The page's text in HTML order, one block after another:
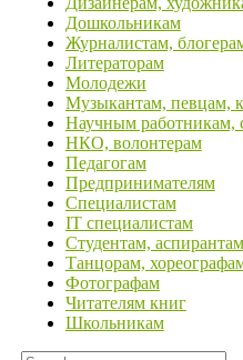
Дошкольникам
Журналистам,
Литераторам
Молодежи
Музыкантам, певцам,
Научным работникам,
НКО, волонтерам
Педагогам
Предпринимателям
Специалистам
IT специалистам
Студентам, аспирантам
Танцорам,
Фотографам
Читателям книг
Школьникам